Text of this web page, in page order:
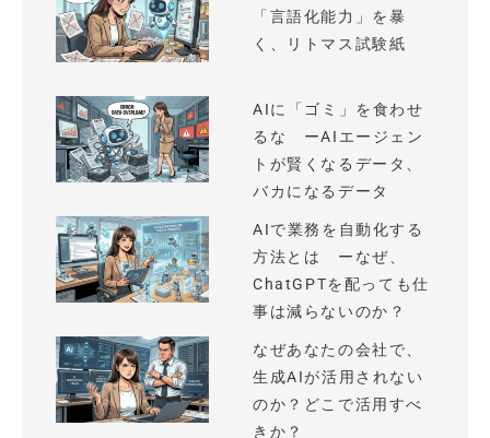
「言語化能力」を暴
く、リトマス試験紙
AIに「ゴミ」を食わせ
るな ーAIエージェン
トが賢くなるデータ、
バカになるデータ
AIで業務を自動化する
方法とは ーなぜ、
ChatGPTを配っても仕
事は減らないのか？
なぜあなたの会社で、
生成AIが活用されない
のか？どこで活用すべ
きか？